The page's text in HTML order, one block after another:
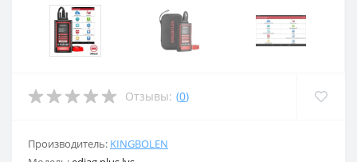
Отзывы: (0)
Производитель: KINGBOLEN